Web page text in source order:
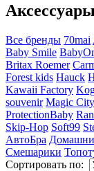
Все бренды 70mai
Baby Smile
Britax Roemer
Forest kids Hauck
Kawaii Factory
souvenir Magic City
ProtectionBaby
Skip-Hop Soft99
АвтоБра
Смешарики
Сортировать по: